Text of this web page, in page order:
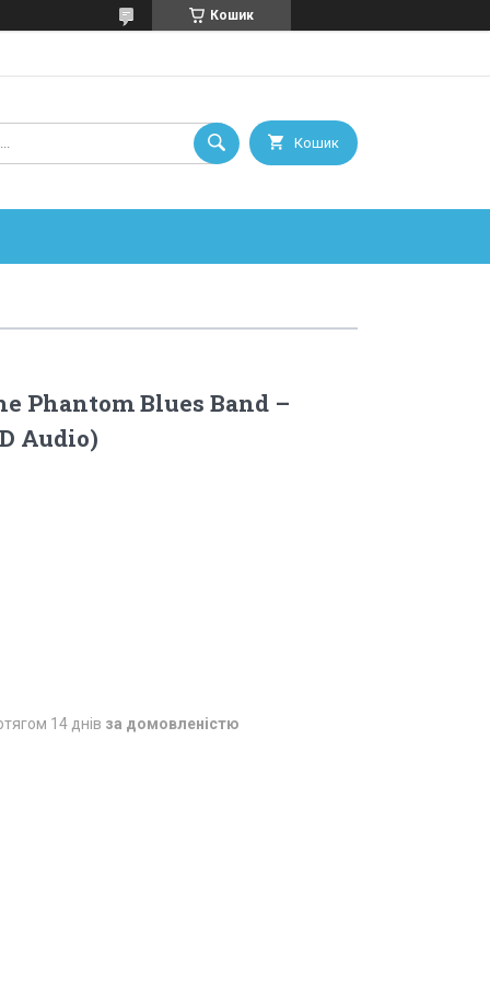
Кошик
Кошик
Phantom Blues Band –
Audio)
14 днів за домовленістю